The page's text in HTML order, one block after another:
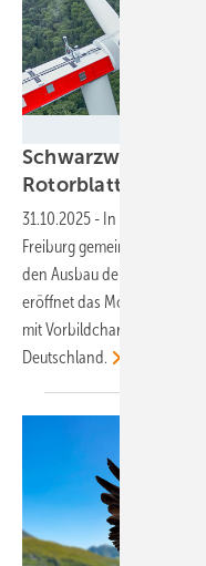
Schwarzwald-
Rotorblatt-Traverse
31.10.2025 - In Baden-
Freiburg gemeinsam mit
den Ausbau der
eröffnet das Modell neue
mit Vorbildcharakter für die
Deutschland.